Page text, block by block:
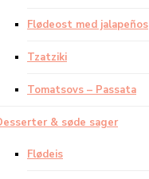
Flødeost med jalapeños
Tzatziki
Tomatsovs – Passata
& søde sager
Flødeis